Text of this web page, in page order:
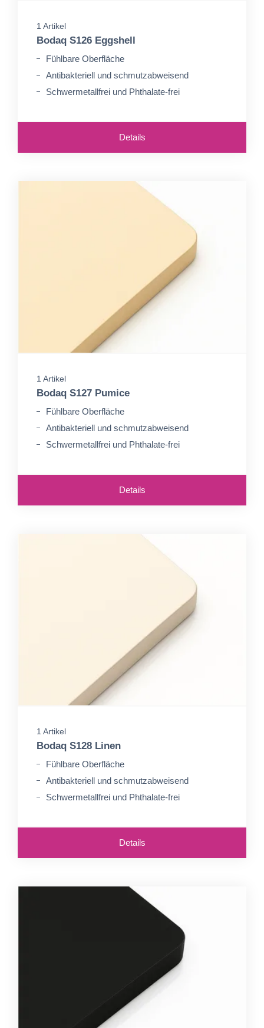
1 Artikel
Bodaq S126 Eggshell
Fühlbare Oberfläche
Antibakteriell und schmutzabweisend
Schwermetallfrei und Phthalate-frei
Details
1 Artikel
Bodaq S127 Pumice
Fühlbare Oberfläche
Antibakteriell und schmutzabweisend
Schwermetallfrei und Phthalate-frei
Details
1 Artikel
Bodaq S128 Linen
Fühlbare Oberfläche
Antibakteriell und schmutzabweisend
Schwermetallfrei und Phthalate-frei
Details